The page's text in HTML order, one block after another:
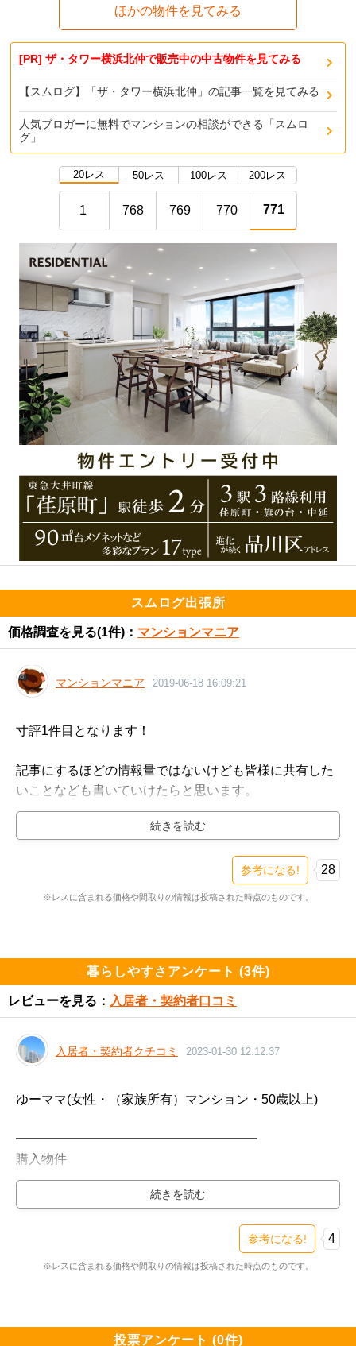
ほかの物件を見てみる
[PR] ザ・タワー横浜北仲で販売中の中古物件を見てみる
【スムログ】「ザ・タワー横浜北仲」の記事一覧を見てみる
人気ブロガーに無料でマンションの相談ができる「スムロ
グ」
20レス 50レス 100レス 200レス
1 768 769 770 771
スムログ出張所
価格調査を見る(1件)： マンションマニア
マンションマニア 2019-06-18 16:09:21
寸評1件目となります！
記事にするほどの情報量ではないけども皆様に共有した
いことなども書いていけたらと思います。
よろしくお願いいたします！！
さてさて。サクサクっと完売したザ・タワー横浜北仲で
らを共有いたします。
・1LDK　44.83㎡　15階　6780万円　坪単価500万円
・2LDK　65.32㎡　13階　8250万円　坪単価417万円
・2LDK　66.49㎡　14階　7880万円　坪単価391万円
・2LDK　73.22㎡　28階　9800万円　坪単価442万円
・2LDK　83.13㎡　14階　11280万円　坪単価448万円
・3LDK　83.60㎡　11階　10880万円　坪単価430万円
・2LDK　85.79㎡　42階　15980万円　坪単価615万円
私が見た限りでは11件が売り出されていました。
参考になる! 28
※レスに含まれる価格や間取りの情報は投稿された時点のものです。
暮らしやすさアンケート (3件)
レビューを見る： 入居者・契約者口コミ
入居者・契約者クチコミ 2023-01-30 12:12:37
ゆーママ(女性・（家族所有）マンション・50歳以上)
━━━━━━━━━━━━━━━━━━━
購入物件
━━━━━━━━━━━━━━━━━━━
ザ・タワー横浜北仲（新築・2LDK・6800万円台）
https://www.e-mansion.co.jp/bbs/th...
立地条件、景観、設備、共有スペース、管理体制など全
参考になる! 4
※レスに含まれる価格や間取りの情報は投稿された時点のものです。
投票アンケート (0件)